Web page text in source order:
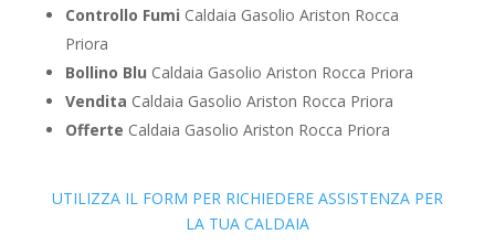
Controllo Fumi Caldaia Gasolio Ariston Rocca
Priora
Bollino Blu Caldaia Gasolio Ariston Rocca Priora
Vendita Caldaia Gasolio Ariston Rocca Priora
Offerte Caldaia Gasolio Ariston Rocca Priora
UTILIZZA IL FORM PER RICHIEDERE ASSISTENZA PER
LA TUA CALDAIA